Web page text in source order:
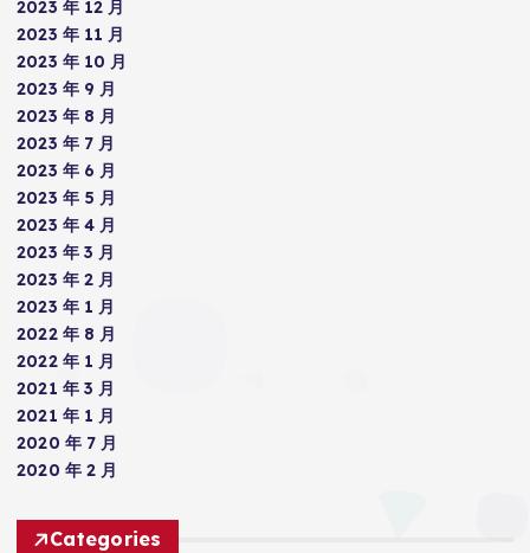
2023 年 12 月
2023 年 11 月
2023 年 10 月
2023 年 9 月
2023 年 8 月
2023 年 7 月
2023 年 6 月
2023 年 5 月
2023 年 4 月
2023 年 3 月
2023 年 2 月
2023 年 1 月
2022 年 8 月
2022 年 1 月
2021 年 3 月
2021 年 1 月
2020 年 7 月
2020 年 2 月
Categories